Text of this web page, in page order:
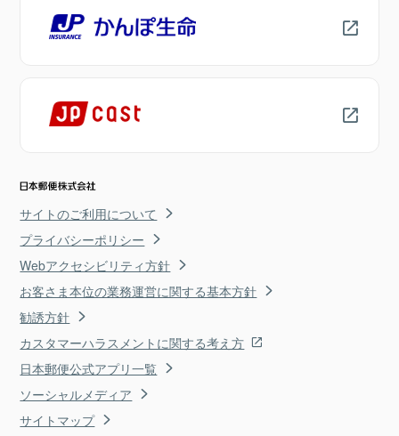
サイトのご利用について
プライバシーポリシー
Webアクセシビリティ方針
お客さま本位の業務運営に関する基本方針
勧誘方針
カスタマーハラスメントに関する考え方
日本郵便公式アプリ一覧
ソーシャルメディア
サイトマップ